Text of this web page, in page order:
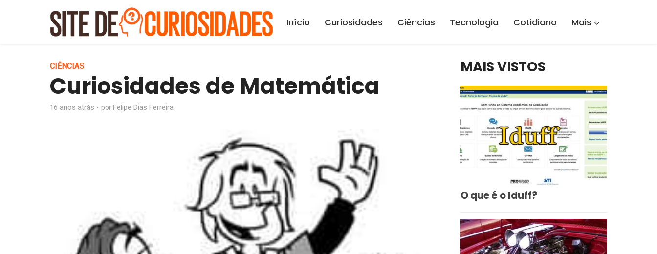
Início Curiosidades Ciências Tecnologia Cotidiano Mais
CIÊNCIAS
Curiosidades de Matemática
16 anos atrás porFelipe Dias Ferreira
MAIS VISTOS
O que é o Iduff?